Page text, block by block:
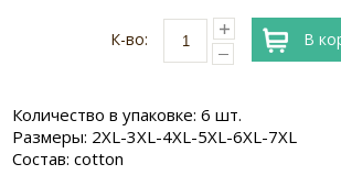
К-во: В
Количество в упаковке: 6 шт.
Размеры: 2XL-3XL-4XL-5XL-6XL-7XL
Состав: cotton